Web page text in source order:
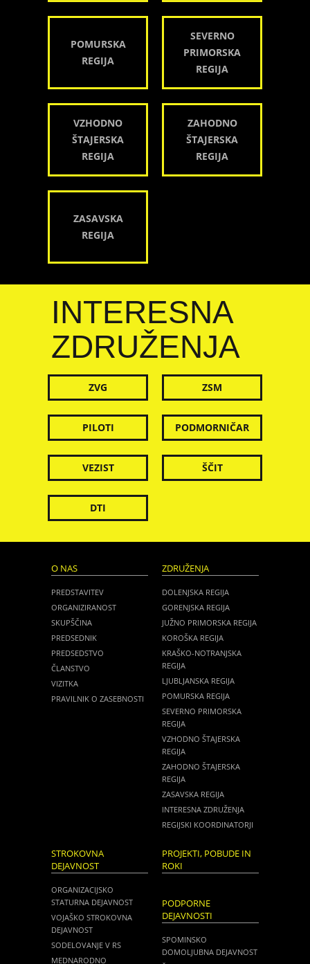
POMURSKA
REGIJA
SEVERNO
PRIMORSKA
REGIJA
VZHODNO
ŠTAJERSKA
REGIJA
ZAHODNO
ŠTAJERSKA
REGIJA
ZASAVSKA
REGIJA
INTERESNA
ZDRUŽENJA
ZVG ZSM
PILOTI PODMORNIČAR
VEZIST ŠČIT
DTI
O NAS
PREDSTAVITEV
ORGANIZIRANOST
SKUPŠČINA
PREDSEDNIK
PREDSEDSTVO
ČLANSTVO
VIZITKA
PRAVILNIK O ZASEBNOSTI
ZDRUŽENJA
DOLENJSKA REGIJA
GORENJSKA REGIJA
JUŽNO PRIMORSKA REGIJA
KOROŠKA REGIJA
KRAŠKO-NOTRANJSKA
REGIJA
LJUBLJANSKA REGIJA
POMURSKA REGIJA
SEVERNO PRIMORSKA
REGIJA
VZHODNO ŠTAJERSKA
REGIJA
ZAHODNO ŠTAJERSKA
REGIJA
ZASAVSKA REGIJA
INTERESNA ZDRUŽENJA
REGIJSKI KOORDINATORJI
STROKOVNA
DEJAVNOST
ORGANIZACIJSKO
STATURNA DEJAVNOST
VOJAŠKO STROKOVNA
DEJAVNOST
SODELOVANJE V RS
MEDNARODNO
PROJEKTI, POBUDE IN
ROKI
PODPORNE
DEJAVNOSTI
SPOMINSKO
DOMOLJUBNA DEJAVNOST